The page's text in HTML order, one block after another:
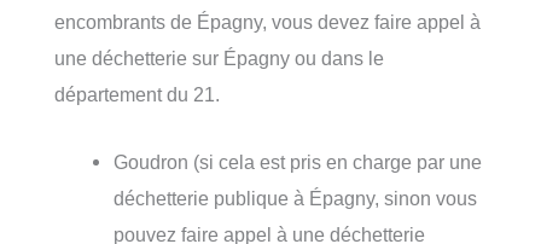
encombrants de Épagny, vous devez faire appel à
une déchetterie sur Épagny ou dans le
département du 21.
Goudron (si cela est pris en charge par une
déchetterie publique à Épagny, sinon vous
pouvez faire appel à une déchetterie